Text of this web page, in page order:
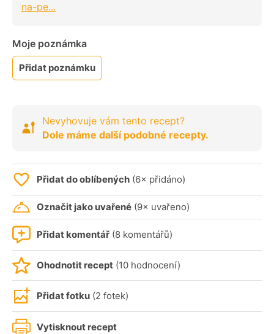
na-pe...
Moje poznámka
Přidat poznámku
Nevyhovuje vám tento recept?
Dole máme další podobné recepty.
Přidat do oblíbených (6× přidáno)
Označit jako uvařené (9× uvařeno)
Přidat komentář (8 komentářů)
Ohodnotit recept (10 hodnocení)
Přidat fotku (2 fotek)
Vytisknout recept